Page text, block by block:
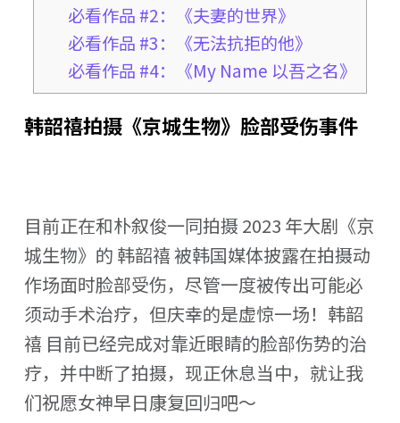
必看作品 #2：《夫妻的世界》
必看作品 #3：《无法抗拒的他》
必看作品 #4：《My Name 以吾之名》
韩韶禧拍摄《京城生物》脸部受伤事件
目前正在和朴叙俊一同拍摄 2023 年大剧《京
城生物》的 韩韶禧 被韩国媒体披露在拍摄动
作场面时脸部受伤，尽管一度被传出可能必
须动手术治疗，但庆幸的是虚惊一场！韩韶
禧 目前已经完成对靠近眼睛的脸部伤势的治
疗，并中断了拍摄，现正休息当中，就让我
们祝愿女神早日康复回归吧～